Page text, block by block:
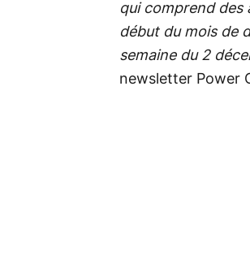
qui comprend des
début du mois de
semaine du 2
newsletter Power